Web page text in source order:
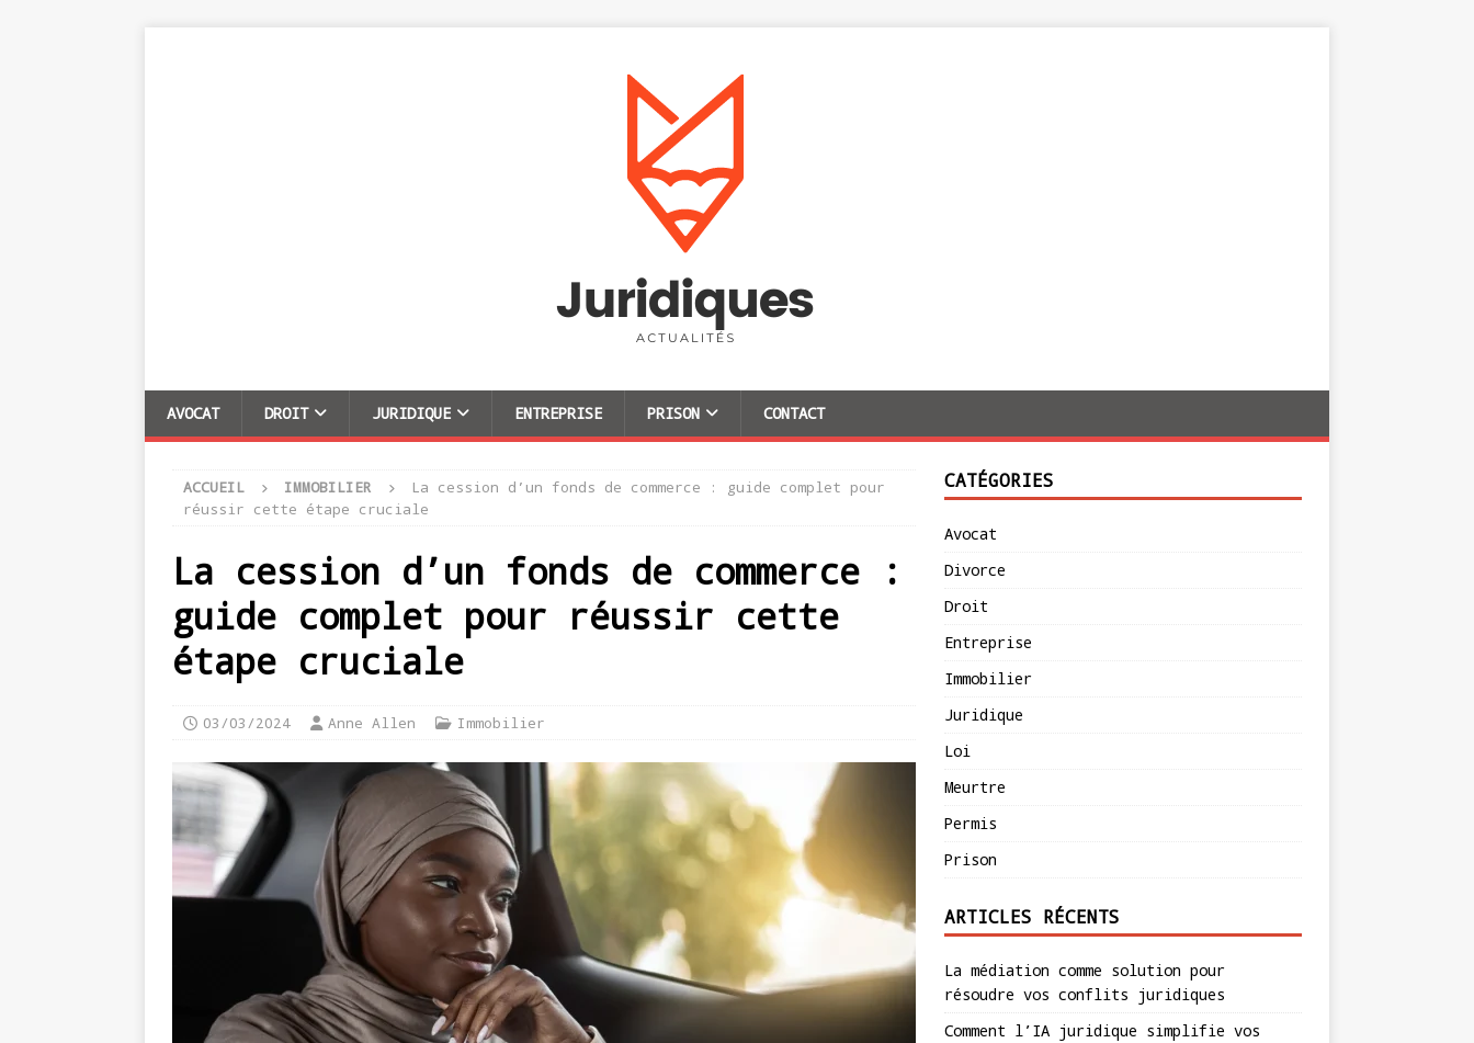
AVOCAT DROIT JURIDIQUE ENTREPRISE PRISON CONTACT
ACCUEIL IMMOBILIER
La cession d’un fonds de commerce : guide complet pour
réussir cette étape cruciale
La cession d’un fonds de commerce :
guide complet pour réussir cette
étape cruciale
03/03/2024 Anne Allen Immobilier
CATÉGORIES
Avocat
Divorce
Droit
Entreprise
Immobilier
Juridique
Loi
Meurtre
Permis
Prison
ARTICLES RÉCENTS
La médiation comme solution pour
résoudre vos conflits juridiques
Comment l’IA juridique simplifie vos